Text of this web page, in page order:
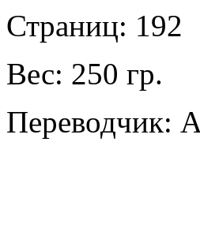
Страниц: 192
Вес: 250 гр.
Переводчик: